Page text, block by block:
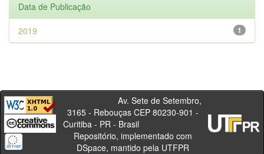
Data de Publicação
1
2019
Av. Sete de Setembro,
3165 - Rebouças CEP 80230-901 -
Curitiba - PR - Brasil
Repositório, implementado com
DSpace, mantido pela UTFPR